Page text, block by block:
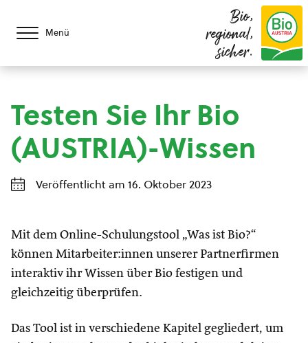
Menü
Bio,
regional,
sicher.
Testen Sie Ihr Bio
(AUSTRIA)-Wissen
Veröffentlicht am 16. Oktober 2023
Mit dem Online-Schulungstool „Was ist Bio?“
können Mitarbeiter:innen unserer Partnerfirmen
interaktiv ihr Wissen über Bio festigen und
gleichzeitig überprüfen.
Das Tool ist in verschiedene Kapitel gegliedert, um